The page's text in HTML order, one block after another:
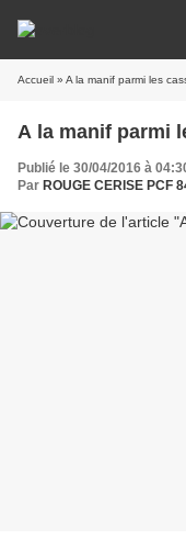
Accueil » A la manif parmi les
A la manif parmi
Publié le 30/04/2016 à
Par ROUGE CERISE PCF